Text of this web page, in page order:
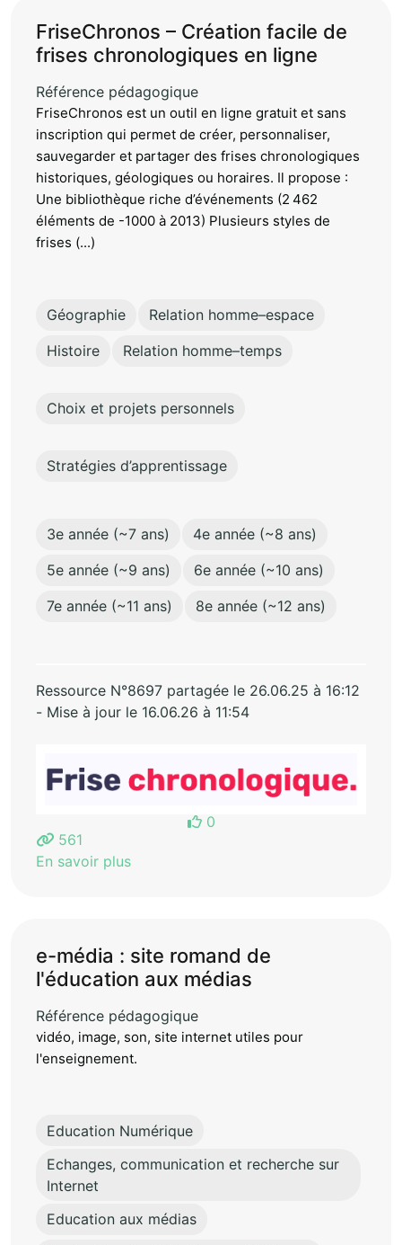
FriseChronos – Création facile de
frises chronologiques en ligne
Référence pédagogique
FriseChronos est un outil en ligne gratuit et sans
inscription qui permet de créer, personnaliser,
sauvegarder et partager des frises chronologiques
historiques, géologiques ou horaires. Il propose :
Une bibliothèque riche d’événements (2 462
éléments de -1000 à 2013) Plusieurs styles de
frises (...)
Géographie
Relation homme–espace
Histoire
Relation homme–temps
Choix et projets personnels
Stratégies d’apprentissage
3e année (~7 ans)
4e année (~8 ans)
5e année (~9 ans)
6e année (~10 ans)
7e année (~11 ans)
8e année (~12 ans)
Ressource N°8697 partagée le 26.06.25 à 16:12
- Mise à jour le 16.06.26 à 11:54
0
561
En savoir plus
e-média : site romand de
l'éducation aux médias
Référence pédagogique
vidéo, image, son, site internet utiles pour
l'enseignement.
Education Numérique
Echanges, communication et recherche sur
Internet
Education aux médias